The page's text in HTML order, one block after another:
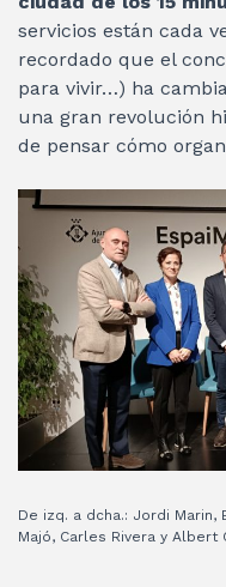
servicios están cada
recordado que el
para vivir…) ha
una gran revolución
de pensar cómo
De izq. a dcha.: Jordi Marin,
Majó, Carles Rivera y Albert